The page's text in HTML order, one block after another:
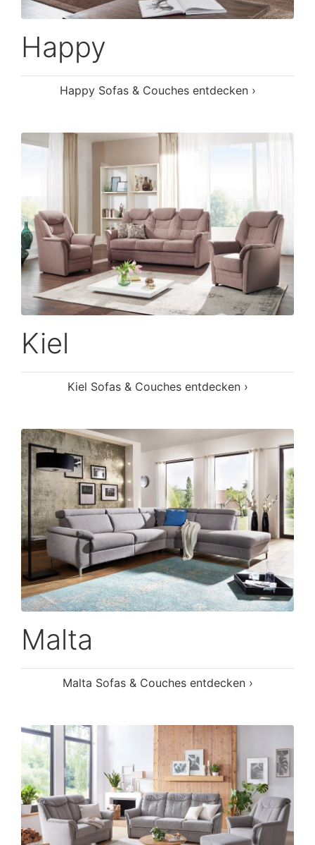
Happy
Happy Sofas & Couches entdecken ›
Kiel
Kiel Sofas & Couches entdecken ›
Malta
Malta Sofas & Couches entdecken ›